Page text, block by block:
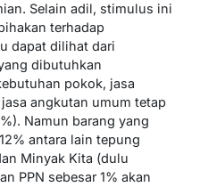
Selain adil, stimulus ini
terhadap
dapat dilihat dari
dibutuhkan
pokok, jasa
angkutan umum tetap
Namun barang yang
antara lain tepung
Minyak Kita (dulu
PPN sebesar 1% akan